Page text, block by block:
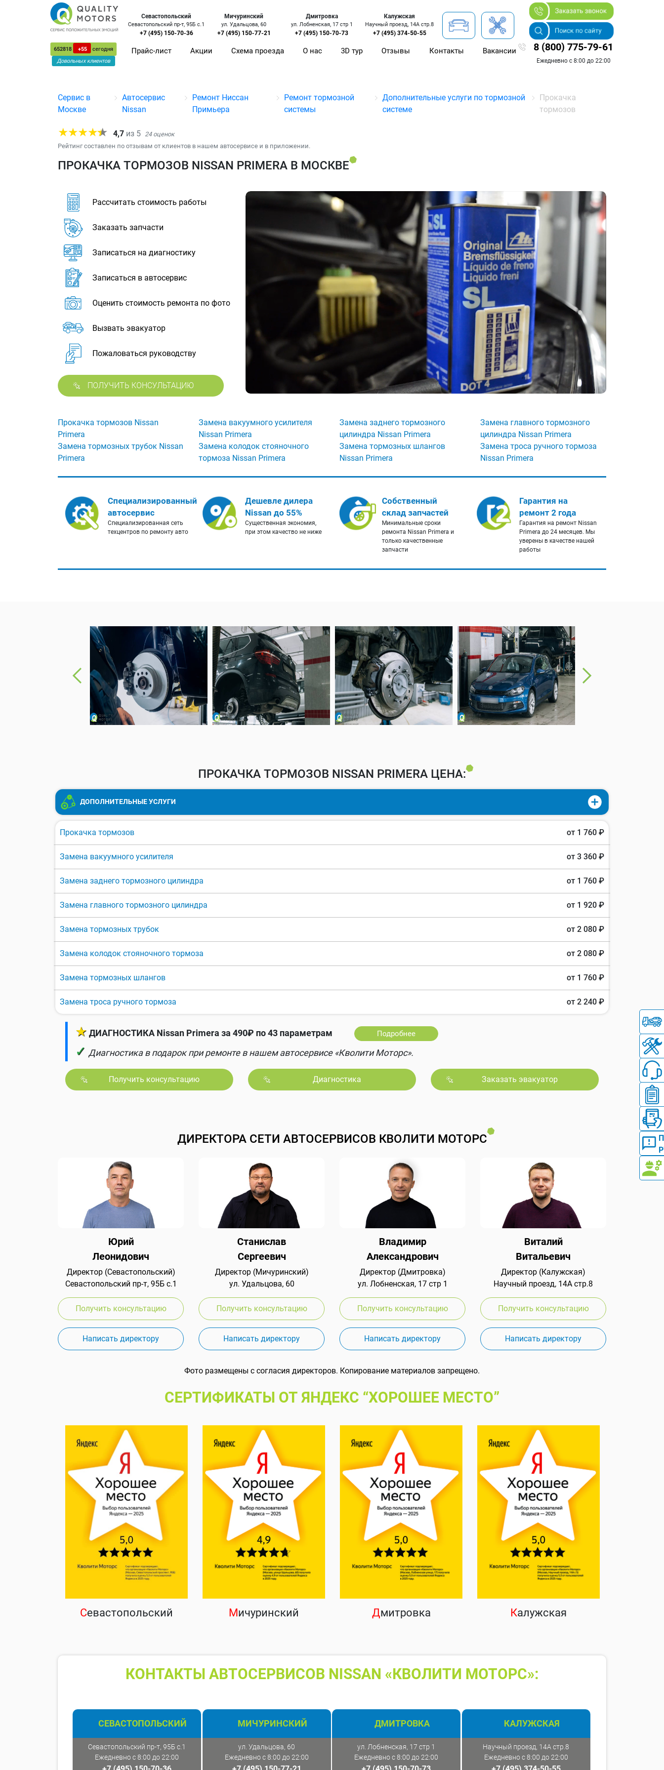
652818 +55
сегодня
Довольных клиентов
Севастопольский
Севастопольский пр-т, 95Б с.1
+7 (495) 150-70-36
Мичуринский
ул. Удальцова, 60
+7 (495) 150-77-21
Дмитровка
ул. Лобненская, 17 стр 1
+7 (495) 150-70-73
Калужская
Научный проезд, 14А стр.8
+7 (495) 374-50-55
Прайс-лист Акции Схема проезда О нас 3D тур Отзывы Контакты Вакансии 8 (800) 775-79-61
Ежедневно с 8:00 до 22:00
Сервис в
Москве
Автосервис
Nissan
Ремонт Ниссан
Примьера
Ремонт тормозной
системы
Дополнительные услуги по тормозной
системе
Прокачка
тормозов
4,7 из 5 24оценок
Рейтинг составлен по отзывам от клиентов в нашем автосервисе и в приложении.
ПРОКАЧКА ТОРМОЗОВ NISSAN PRIMERA В МОСКВЕ
Рассчитать стоимость работы
Заказать запчасти
Записаться на диагностику
Записаться в автосервис
Оценить стоимость ремонта по фото
Вызвать эвакуатор
Пожаловаться руководству
ПОЛУЧИТЬ КОНСУЛЬТАЦИЮ
Прокачка тормозов Nissan
Primera
Замена вакуумного усилителя
Nissan Primera
Замена заднего тормозного
цилиндра Nissan Primera
Замена главного тормозного
цилиндра Nissan Primera
Замена тормозных трубок Nissan
Primera
Замена колодок стояночного
тормоза Nissan Primera
Замена тормозных шлангов
Nissan Primera
Замена троса ручного тормоза
Nissan Primera
Специализированный
автосервис
Специализированная сеть
техцентров по ремонту авто
Дешевле дилера
Nissan до 55%
Существенная экономия,
при этом качество не ниже
Собственный
склад запчастей
Минимальные сроки
ремонта Nissan Primera и
только качественные
запчасти
Гарантия на
ремонт 2 года
Гарантия на ремонт Nissan
Primera до 24 месяцев. Мы
уверены в качестве нашей
работы
ПРОКАЧКА ТОРМОЗОВ NISSAN PRIMERA ЦЕНА:
ДОПОЛНИТЕЛЬНЫЕ УСЛУГИ
Прокачка тормозов от 1 760 ₽
Замена вакуумного усилителя от 3 360 ₽
Замена заднего тормозного цилиндра от 1 760 ₽
Замена главного тормозного цилиндра от 1 920 ₽
Замена тормозных трубок от 2 080 ₽
Замена колодок стояночного тормоза от 2 080 ₽
Замена тормозных шлангов от 1 760 ₽
Замена троса ручного тормоза от 2 240 ₽
★ ДИАГНОСТИКА Nissan Primera за 490₽ по 43 параметрам Подробнее
✓ Диагностика в подарок при ремонте в нашем автосервисе «Кволити Моторс».
Получить консультацию Диагностика Заказать эвакуатор
ДИРЕКТОРА СЕТИ АВТОСЕРВИСОВ КВОЛИТИ МОТОРС
Юрий
Леонидович
Директор (Севастопольский)
Севастопольский пр-т, 95Б с.1
Получить консультацию
Написать директору
Станислав
Сергеевич
Директор (Мичуринский)
ул. Удальцова, 60
Получить консультацию
Написать директору
Владимир
Александрович
Директор (Дмитровка)
ул. Лобненская, 17 стр 1
Получить консультацию
Написать директору
Виталий
Витальевич
Директор (Калужская)
Научный проезд, 14А стр.8
Получить консультацию
Написать директору
Фото размещены с согласия директоров. Копирование материалов запрещено.
СЕРТИФИКАТЫ ОТ ЯНДЕКС “ХОРОШЕЕ МЕСТО”
Севастопольский Мичуринский Дмитровка Калужская
КОНТАКТЫ АВТОСЕРВИСОВ NISSAN «КВОЛИТИ МОТОРС»:
СЕВАСТОПОЛЬСКИЙ
Севастопольский пр-т, 95Б с.1
Ежедневно с 8:00 до 22:00
МИЧУРИНСКИЙ
ул. Удальцова, 60
Ежедневно с 8:00 до 22:00
ДМИТРОВКА
ул. Лобненская, 17 стр 1
Ежедневно с 8:00 до 22:00
КАЛУЖСКАЯ
Научный проезд, 14А стр.8
Ежедневно с 8:00 до 22:00